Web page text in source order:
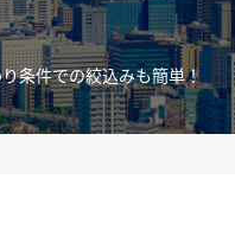
条件での絞込みも簡単！